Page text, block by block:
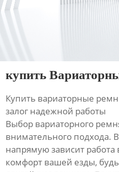
Контакты
купить
Купить вариаторные
залог надежной работы
Выбор вариаторного
внимательного подхода.
напрямую зависит работа
комфорт вашей езды, будь